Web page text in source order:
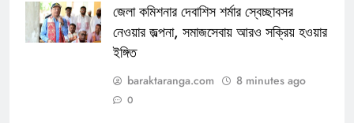
জেলা কমিশনার দেবাশিস শর্মার স্বেচ্ছাবসর
নেওয়ার জল্পনা, সমাজসেবায় আরও সক্রিয় হওয়ার
ইঙ্গিত
baraktaranga.com 8 minutes ago
0